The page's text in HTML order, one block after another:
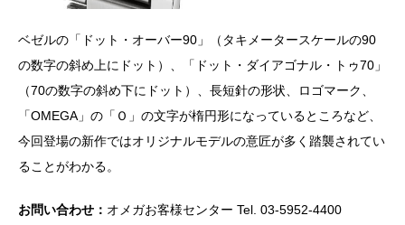
ベゼルの「ドット・オーバー90」（タキメータースケールの90
の数字の斜め上にドット）、「ドット・ダイアゴナル・トゥ70」
（70の数字の斜め下にドット）、長短針の形状、ロゴマーク、
「OMEGA」の「Ｏ」の文字が楕円形になっているところなど、
今回登場の新作ではオリジナルモデルの意匠が多く踏襲されてい
ることがわかる。
お問い合わせ： オメガお客様センター Tel. 03-5952-4400